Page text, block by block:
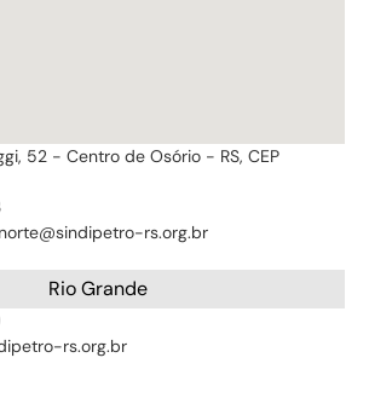
52 - Centro de Osório - RS, CEP
rs.org.br
Rio Grande
rs.org.br